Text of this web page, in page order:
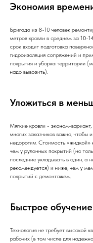
Экономия
Бригада из 8-10 человек
метров кровли в среднем за 10-
срок входит подготовка
гидроизоляция сопряжений и
покрытия и уборка территории
надо вывозить).
Уложиться в
Мягкие кровли - эконом-вариант,
многих заказчиков важно, чтобы
недорогим. Стоимость «жидкой»
чем у рулонных покрытий (но
последние укладывать в один, а
рекомендуется) и ниже, чем у
покрытий с демонтажем.
Быстрое
Технология не требует высокой
рабочих (в том числе для